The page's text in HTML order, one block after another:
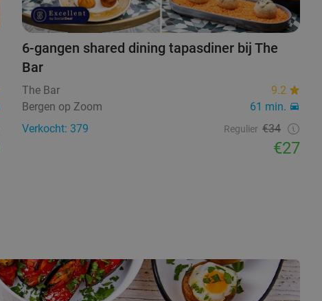
6-gangen shared dining tapasdiner bij The
Bar
The Bar
9.2
Bergen op Zoom
61 min.
Verkocht: 379
Regulier €34
€27